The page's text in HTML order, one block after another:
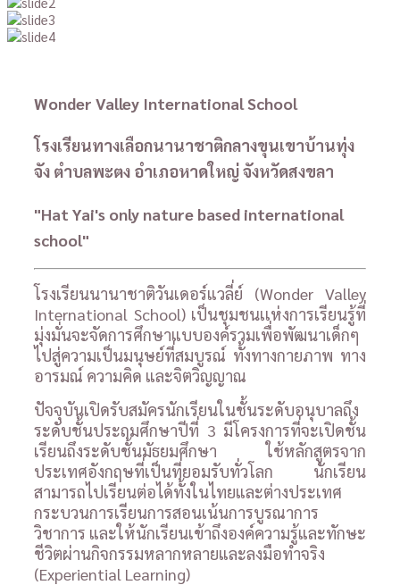
Wonder Valley International School
โรงเรียนทางเลือกนานาชาติกลางขุนเขาบ้านทุ่ง
จัง ตำบลพะตง อำเภอหาดใหญ่ จังหวัดสงขลา
"Hat Yai's only nature based international
school"
โรงเรียนนานาชาติวันเดอร์แวลี่ย์ (Wonder Valley
International School) เป็นชุมชนเเห่งการเรียนรู้ที่
มุ่งมั่นจะจัดการศึกษาแบบองค์รวมเพื่อพัฒนาเด็กๆ
ไปสู่ความเป็นมนุษย์ที่สมบูรณ์ ทั้งทางกายภาพ ทาง
อารมณ์ ความคิด และจิตวิญญาณ
ปัจจุบันเปิดรับสมัครนักเรียนในชั้นระดับอนุบาลถึง
ระดับชั้นประถมศึกษาปีที่ 3 มีโครงการที่จะเปิดชั้น
เรียนถึงระดับชั้นมัธยมศึกษา ใช้หลักสูตรจาก
ประเทศอังกฤษที่เป็นที่ยอมรับทั่วโลก นักเรียน
สามารถไปเรียนต่อได้ทั้งในไทยและต่างประเทศ
กระบวนการเรียนการสอนเน้นการบูรณาการ
วิชาการ และให้นักเรียนเข้าถึงองค์ความรู้และทักษะ
ชีวิตผ่านกิจกรรมหลากหลายและลงมือทำจริง
(Experiential Learning)